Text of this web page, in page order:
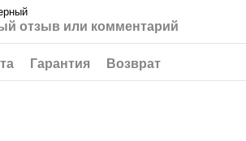
отзыв или комментарий
Гарантия Возврат